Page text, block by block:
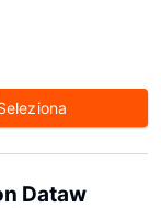
Dataw